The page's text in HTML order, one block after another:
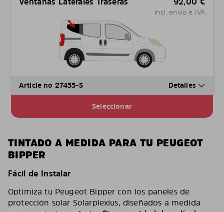
incl. envío e IVA
Article no 27455-S Detalles
Seleccionar
TINTADO A MEDIDA PARA TU PEUGEOT
BIPPER
Fácil de Instalar
Optimiza tu Peugeot Bipper con los paneles de
protección solar Solarplexius, diseñados a medida